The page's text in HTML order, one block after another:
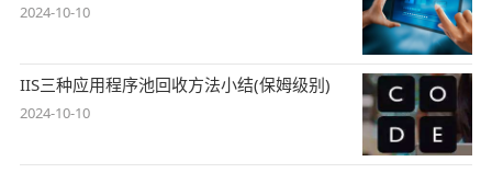
2024-10-10
IIS三种应用程序池回收方法小结(保姆级别)
2024-10-10